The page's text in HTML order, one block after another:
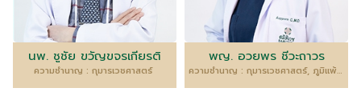
นพ. ชูชัย ขวัญขจรเกียรติ
ความชำนาญ : กุมารเวชศาสตร์
พญ. อวยพร ชีวะถาวร
ความชำนาญ : กุมารเวชศาสตร์, ภูมิแพ้และภูมิคุ้มกันวิทยา